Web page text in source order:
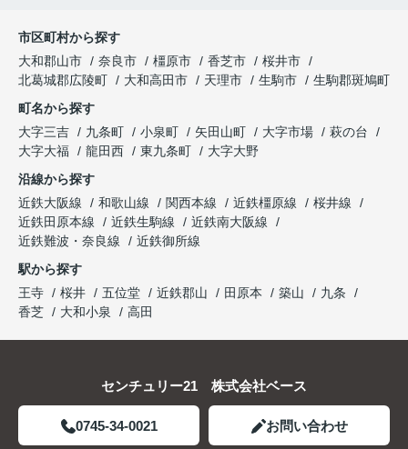
市区町村から探す
大和郡山市
奈良市 橿原市 香芝市
桜井市
北葛城郡広陵町
大和高田市 天理市 生駒市
生駒郡斑鳩町
町名から探す
大字三吉
九条町 小泉町 矢田山町 大字市場
萩の台
大字大福
龍田西 東九条町
大字大野
沿線から探す
近鉄大阪線
和歌山線 関西本線 近鉄橿原線
桜井線
近鉄田原本線
近鉄生駒線
近鉄南大阪線
近鉄難波・奈良線
近鉄御所線
駅から探す
王寺
桜井 五位堂 近鉄郡山 田原本 築山
九条
香芝
大和小泉 高田
センチュリー21 株式会社ベース
0745-34-0021 お問い合わせ